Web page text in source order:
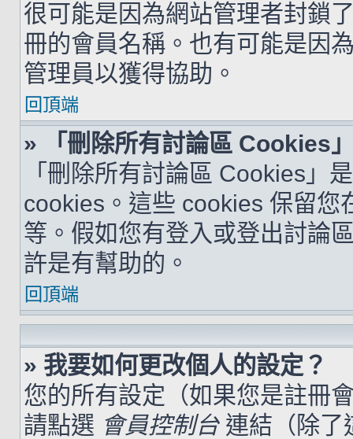
很可能是因為網站管理者封鎖
冊的會員名稱。也有可能是因
管理員以獲得協助。
回頂端
» 「刪除所有討論區 Cookies
「刪除所有討論區 Cookies」
cookies。這些 cookies 保留您
等。假如您有登入或登出討論
許是有幫助的。
回頂端
» 我要如何更改個人的設定？
您的所有設定（如果您是註冊
請點選 會員控制台連結（除了